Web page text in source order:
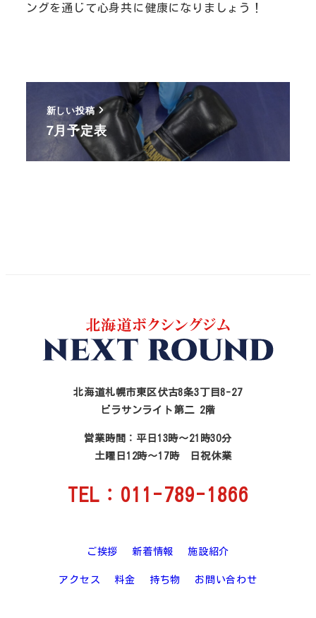
ングを通じて心身共に健康になりましょう！
新しい投稿
7月予定表
北海道札幌市東区伏古8条3丁目8-27
ビラサンライト第二 2階
営業時間：平日13時～21時30分
土曜日12時～17時 日祝休業
TEL：011-789-1866
ご挨拶 新着情報 施設紹介
アクセス 料金 持ち物 お問い合わせ